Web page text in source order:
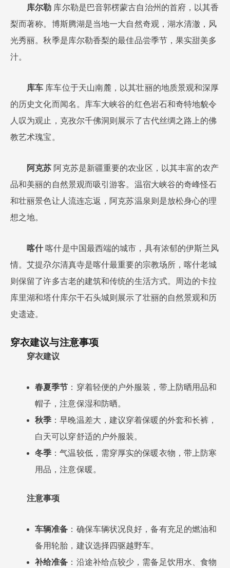
库尔勒 库尔勒是巴音郭楞蒙古自治州的首府，以其香
梨而著称。博斯腾湖是当地一大自然奇观，湖水清澈，风
光秀丽。秋季是库尔勒香梨的最佳品尝季节，果实甜美多
汁。
库车 库车位于天山南麓，以其壮丽的地质景观和深厚
的历史文化而闻名。库车大峡谷的红色岩石和奇特地貌令
人叹为观止，克孜尔千佛洞则展示了古代丝绸之路上的佛
教艺术瑰宝。
阿克苏 阿克苏是新疆重要的农业区，以其丰富的农产
品和美丽的自然景观而吸引游客。温宿大峡谷的奇峰怪石
和壮丽景色让人流连忘返，阿克苏温泉则是放松身心的理
想之地。
喀什喀什是中国最西端的城市，具有浓郁的伊斯兰风
情。艾提尕尔清真寺是喀什最重要的宗教场所，喀什老城
则保留了许多古老的建筑和传统的生活方式。周边的卡拉
库里湖和塔什库尔干石头城则展示了壮丽的自然景观和历
史遗迹。
穿衣建议与注意事项
穿衣建议
春夏季节 ：穿着轻便的户外服装，带上防晒用品和
帽子，注意保湿和防晒。
秋季 ：早晚温差大，建议穿着保暖的外套和长裤，
白天可以穿舒适的户外服装。
冬季 ：气温较低，需穿厚实的保暖衣物，带上防寒
用品，注意保暖。
注意事项
车辆准备 ：确保车辆状况良好，备有充足的燃油和
备用轮胎，建议选择四驱越野车。
补给准备 ：沿途补给点较少，需备足饮用水、食物